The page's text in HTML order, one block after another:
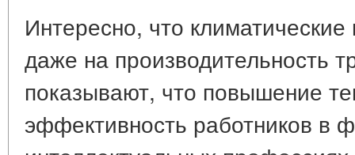
Интересно, что
даже на производительность
показывают, что повышение
эффективность работников в